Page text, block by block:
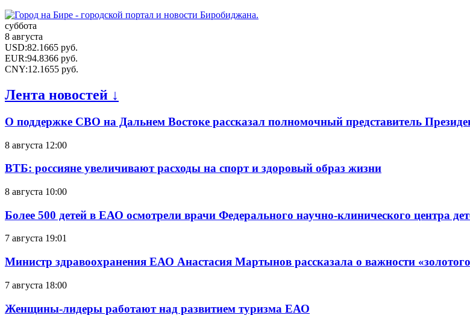
суббота
8 августа
USD:82.1665 руб.
EUR:94.8366 руб.
CNY:12.1655 руб.
Лента новостей ↓
О поддержке СВО на Дальнем Востоке рассказал полномочный представитель
8 августа 12:00
ВТБ: россияне увеличивают расходы на спорт и здоровый образ жизни
8 августа 10:00
Более 500 детей в ЕАО осмотрели врачи Федерального научно-клинического центра
7 августа 19:01
Министр здравоохранения ЕАО Анастасия Мартынов рассказала о важности
7 августа 18:00
Женщины-лидеры работают над развитием туризма ЕАО